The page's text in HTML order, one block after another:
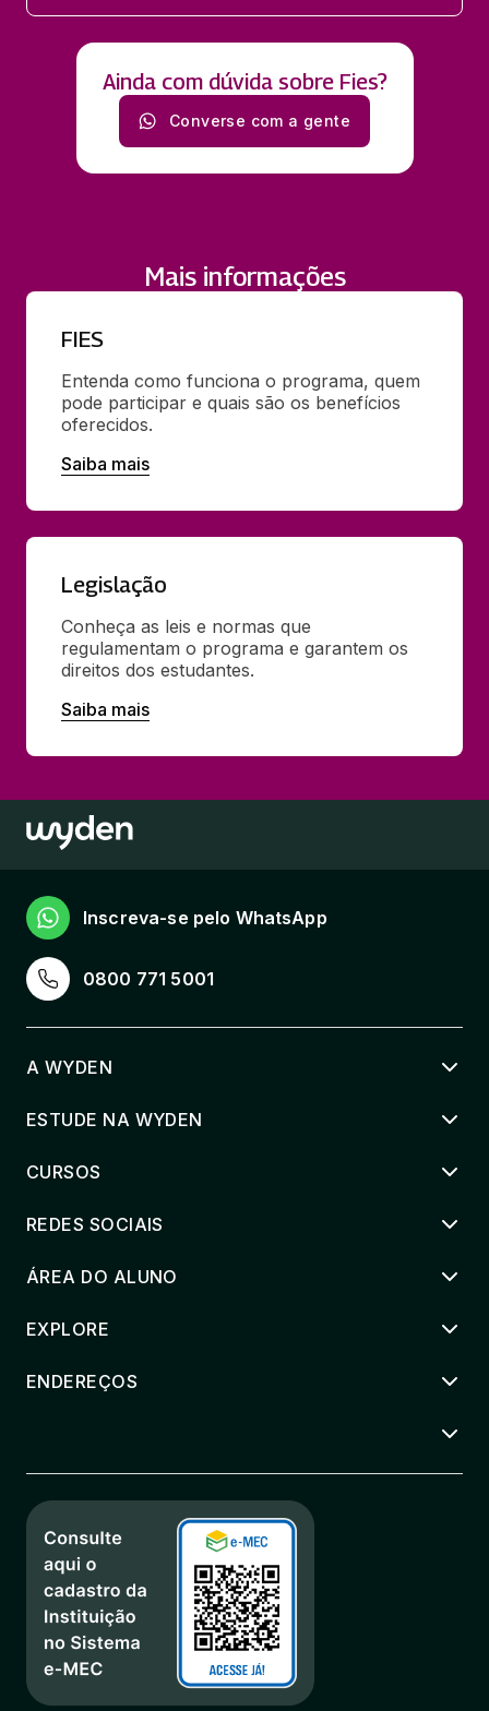
Ainda com dúvida sobre Fies?
Converse com a gente
Mais informações
FIES
Entenda como funciona o programa, quem
pode participar e quais são os benefícios
oferecidos.
Saiba mais
Legislação
Conheça as leis e normas que
regulamentam o programa e garantem os
direitos dos estudantes.
Saiba mais
0800 771 5001
Inscreva-se pelo WhatsApp
A WYDEN
ESTUDE NA WYDEN
CURSOS
REDES SOCIAIS
ÁREA DO ALUNO
EXPLORE
ENDEREÇOS